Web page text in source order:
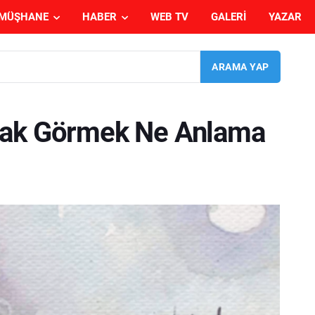
HABER WEB TV GALERI YAZAR
Görmek Ne Anlama